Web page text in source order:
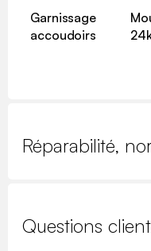
Garnissage
accoudoirs
Réparabilité,
Questions